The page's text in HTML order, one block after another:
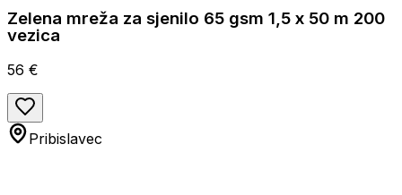
Zelena mreža za sjenilo 65 gsm 1,5 x 50 m 200
vezica
56 €
Pribislavec